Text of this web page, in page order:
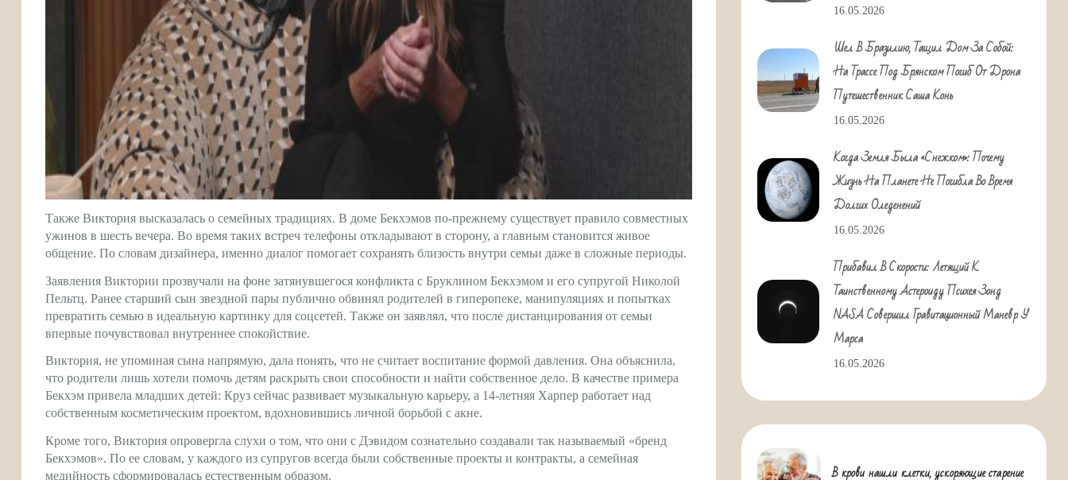
Также Виктория высказалась о семейных традициях. В доме Бекхэмов по-прежнему существует правило совместных
ужинов в шесть вечера. Во время таких встреч телефоны откладывают в сторону, а главным становится живое
общение. По словам дизайнера, именно диалог помогает сохранять близость внутри семьи даже в сложные периоды.
Заявления Виктории прозвучали на фоне затянувшегося конфликта с Бруклином Бекхэмом и его супругой Николой
Пельтц. Ранее старший сын звездной пары публично обвинял родителей в гиперопеке, манипуляциях и попытках
превратить семью в идеальную картинку для соцсетей. Также он заявлял, что после дистанцирования от семьи
впервые почувствовал внутреннее спокойствие.
Виктория, не упоминая сына напрямую, дала понять, что не считает воспитание формой давления. Она объяснила,
что родители лишь хотели помочь детям раскрыть свои способности и найти собственное дело. В качестве примера
Бекхэм привела младших детей: Круз сейчас развивает музыкальную карьеру, а 14-летняя Харпер работает над
собственным косметическим проектом, вдохновившись личной борьбой с акне.
Кроме того, Виктория опровергла слухи о том, что они с Дэвидом сознательно создавали так называемый «бренд
Бекхэмов». По ее словам, у каждого из супругов всегда были собственные проекты и контракты, а семейная
медийность сформировалась естественным образом.
16.05.2026
Шел В Бразилию, Тащил Дом За Собой:
На Трассе Под Брянском Погиб От Дрона
Путешественник Саша Конь
16.05.2026
Когда Земля Была «снежком»: Почему
Жизнь На Планете Не Погибла Во Время
Долгих Оледенений
16.05.2026
Прибавил В Скорости: Летящий К
Таинственному Астероиду Психея Зонд
NASA Совершил Гравитационный Маневр У
Марса
16.05.2026
В крови нашли клетки, ускоряющие старение